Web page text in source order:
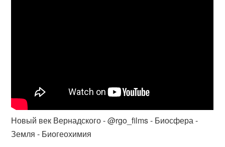
Новый век Вернадского - @rgo_films - Биосфера -
Земля - Биогеохимия